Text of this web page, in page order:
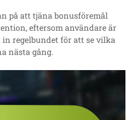
på att tjäna bonusföremål
eftersom användare är
in regelbundet för att se vilka
nästa gång.